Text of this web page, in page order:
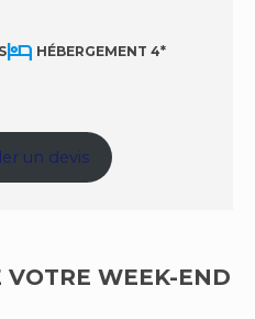
hotel HÉBERGEMENT 4*
un devis
VOTRE WEEK-END